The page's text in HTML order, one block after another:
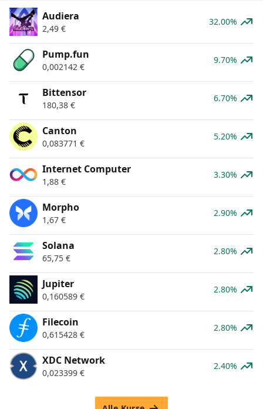
Audiera
2,49 €
32.00%
Pump.fun
0,002142 €
9.70%
Bittensor
180,38 €
6.70%
Canton
0,083771 €
5.20%
Internet Computer
1,88 €
3.30%
Morpho
1,67 €
2.90%
Solana
65,75 €
2.80%
Jupiter
0,160589 €
2.80%
Filecoin
0,615428 €
2.80%
XDC Network
0,023399 €
2.40%